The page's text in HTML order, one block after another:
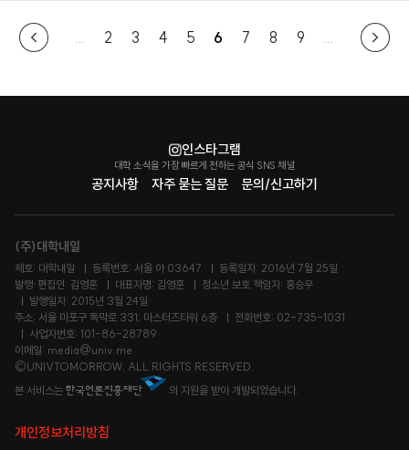
2 3 4 5 6 7 8 9
공지사항 자주 묻는 질문 문의/신고하기
인스타그램
대학 소식을 가장 빠르게 전하는 공식 SNS 채널
(주)대학내일
제호: 대학내일 등록번호: 서울 아 03647
등록일자: 2016년 7월 25일
발행·편집인: 김영훈
대표자명: 김영훈
청소년 보호 책임자: 홍승우
발행일자: 2015년 3월 24일
주소: 서울 마포구 독막로 331, 마스터즈타워 6층
전화번호: 02-735-1031
사업자번호: 101-86-28789
이메일: media@univ.me
©UNIVTOMORROW. ALL RIGHTS RESERVED.
본 서비스는
의 지원을 받아 개발되었습니다.
개인정보처리방침